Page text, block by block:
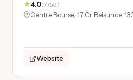
★4.0(7755)
Centre Bourse, 17 Cr Belsunce,
Website